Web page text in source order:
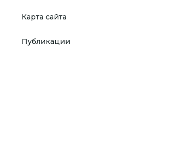
Карта сайта
Публикации